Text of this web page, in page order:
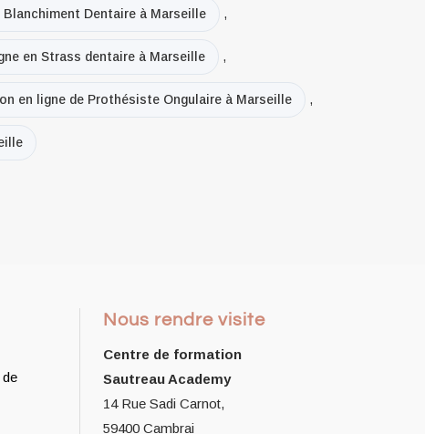
Dentaire à Marseille ,
en Strass dentaire à Marseille ,
en ligne de Prothésiste Ongulaire à Marseille ,
Nous rendre visite
Centre de formation
Sautreau Academy
14 Rue Sadi Carnot,
59400 Cambrai